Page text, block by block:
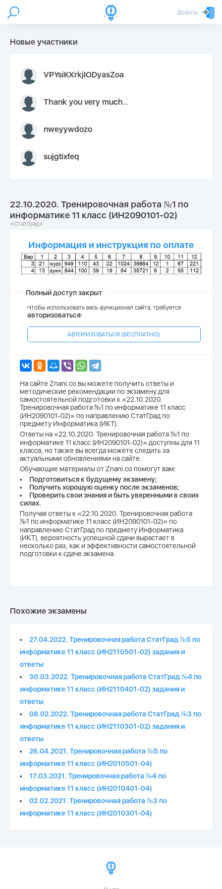
Войти
Новые участники
VPYsiKXrkjIODyasZoa
Thank you very much for your inquiry We appreciate you 9126052 https://youtube.com faceapple !
nweyywdozo
sujgtixfeq
22.10.2020. Тренировочная работа №1 по
информатике 11 класс (ИН2090101-02)
«СтатГрад»
Информация и инструкция по оплате
Полный доступ закрыт
Чтобы использовать весь функционал сайта, требуется
авторизоваться!
АВТОРИЗОВАТЬСЯ (БЕСПЛАТНО)
На сайте Znani.co вы можете получить ответы и
методические рекомендации по экзамену для
самостоятельной подготовки к «22.10.2020.
Тренировочная работа №1 по информатике 11 класс
(ИН2090101-02)» по направлению СтатГрад по
предмету Информатика (ИКТ).
Ответы на «22.10.2020. Тренировочная работа №1 по
информатике 11 класс (ИН2090101-02)» доступны для 11
класса, но также вы всегда можете следить за
актуальными обновлениями на сайте.
Обучающие материалы от Znani.co помогут вам:
Подготовиться к будущему экзамену;
Получить хорошую оценку после экзаменов;
Проверить свои знания и быть уверенными в своих
силах.
Получая ответы к «22.10.2020. Тренировочная работа
№1 по информатике 11 класс (ИН2090101-02)» по
направлению СтатГрад по предмету Информатика
(ИКТ), вероятность успешной сдачи вырастает в
несколько раз, как и эффективности самостоятельной
подготовки к сдаче экзамена.
Похожие экзамены
27.04.2022. Тренировочная работа СтатГрад №5 по
информатике 11 класс (ИН2110501-02) задания и
ответы
30.03.2022. Тренировочная работа СтатГрад №4 по
информатике 11 класс (ИН2110401-02) задания и
ответы
08.02.2022. Тренировочная работа СтатГрад №3 по
информатике 11 класс (ИН2110301-02) задания и
ответы
26.04.2021. Тренировочная работа №5 по
информатике 11 класс (ИН2010501-04)
17.03.2021. Тренировочная работа №4 по
информатике 11 класс (ИН2010401-04)
02.02.2021. Тренировочная работа №3 по
информатике 11 класс (ИН2010301-04)